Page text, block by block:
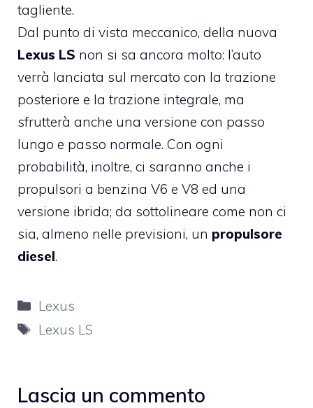
tagliente.
Dal punto di vista meccanico, della nuova
Lexus LS non si sa ancora molto: l’auto
verrà lanciata sul mercato con la trazione
posteriore e la trazione integrale, ma
sfrutterà anche una versione con passo
lungo e passo normale. Con ogni
probabilità, inoltre, ci saranno anche i
propulsori a benzina V6 e V8 ed una
versione ibrida; da sottolineare come non ci
sia, almeno nelle previsioni, un propulsore
diesel.
Categorie
Lexus
Tag
Lexus LS
Lascia un commento